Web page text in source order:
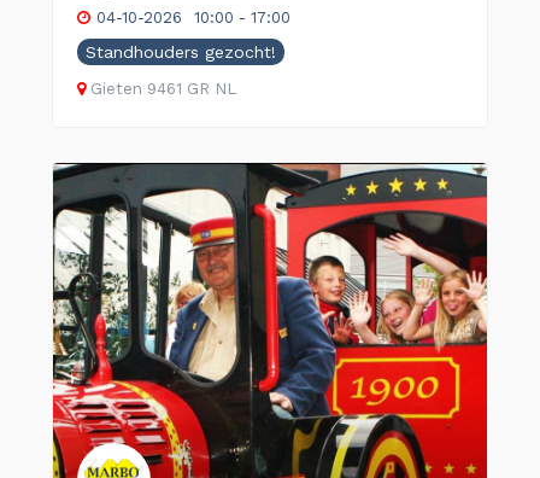
04-10-2026 10:00 - 17:00
Standhouders gezocht!
Gieten 9461 GR NL